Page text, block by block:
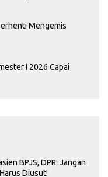
Mengemis
I 2026 Capai
BPJS, DPR: Jangan
Diusut!